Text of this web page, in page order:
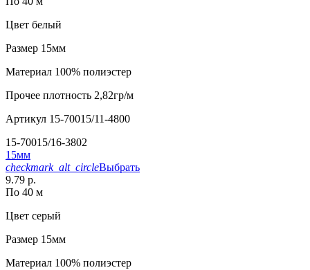
Цвет белый
Размер 15мм
Материал 100% полиэстер
Прочее плотность 2,82гр/м
Артикул 15-70015/11-4800
15-70015/16-3802
15мм
checkmark_alt_circleВыбрать
9.79 р.
По 40 м
Цвет серый
Размер 15мм
Материал 100% полиэстер